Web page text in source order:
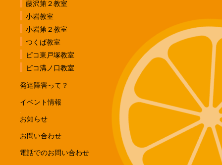
藤沢第２教室
小岩教室
小岩第２教室
つくば教室
ピコ東戸塚教室
ピコ溝ノ口教室
発達障害って？
イベント情報
お知らせ
お問い合わせ
電話でのお問い合わせ